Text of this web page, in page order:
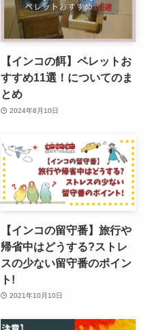
【インコの餌】ペレットお
すすめ11選！についてのま
とめ
2024年8月10日
【インコの留守番】旅行や
帰省中はどうする?ストレ
スの少ない留守番のポイン
ト!
2021年10月10日